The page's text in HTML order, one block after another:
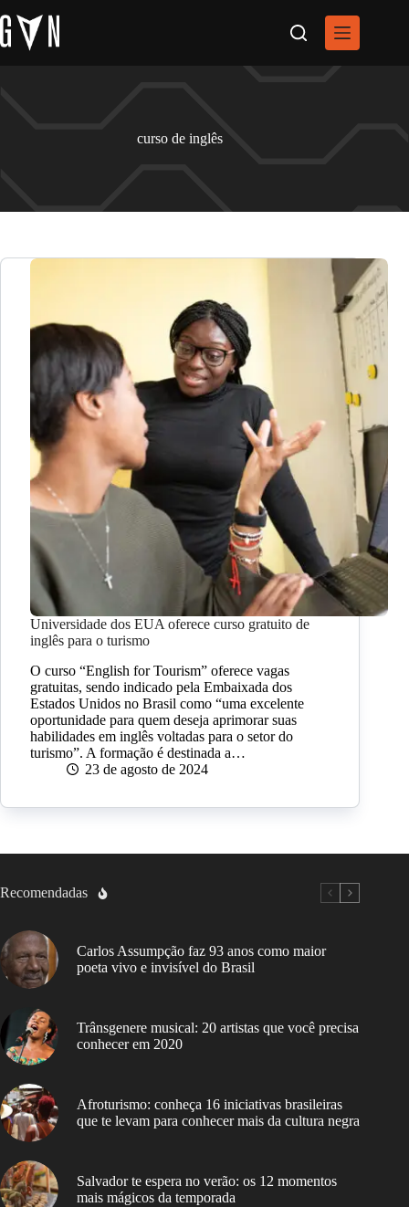
para
o
conteúdo
curso de inglês
Universidade dos EUA oferece curso gratuito de
inglês para o turismo
O curso “English for Tourism” oferece vagas
gratuitas, sendo indicado pela Embaixada dos
Estados Unidos no Brasil como “uma excelente
oportunidade para quem deseja aprimorar suas
habilidades em inglês voltadas para o setor do
turismo”. A formação é destinada a…
23 de agosto de 2024
Recomendadas
Carlos Assumpção faz 93 anos como maior
poeta vivo e invisível do Brasil
Trânsgenere musical: 20 artistas que você precisa
conhecer em 2020
Afroturismo: conheça 16 iniciativas brasileiras
que te levam para conhecer mais da cultura negra
Salvador te espera no verão: os 12 momentos
mais mágicos da temporada